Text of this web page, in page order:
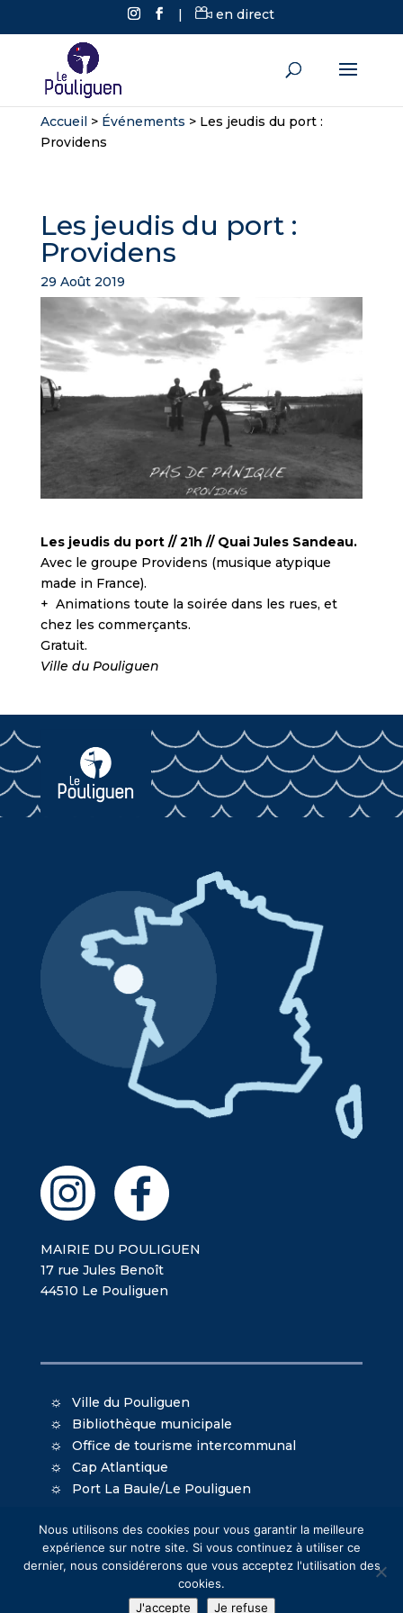
| en direct
Accueil> Événements > Les jeudis du port :
Providens
Les jeudis du port :
Providens
29 Août 2019
Les jeudis du port // 21h // Quai Jules Sandeau.
Avec le groupe Providens (musique atypique
made in France).
+ Animations toute la soirée dans les rues, et
chez les commerçants.
Gratuit.
Ville du Pouliguen
MAIRIE DU POULIGUEN
17 rue Jules Benoît
44510 Le Pouliguen
Ville du Pouliguen
Bibliothèque municipale
Office de tourisme intercommunal
Cap Atlantique
Port La Baule/Le Pouliguen
© Mairie du Pouliguen - Création
Nous utilisons des cookies pour vous garantir la meilleure
expérience sur notre site. Si vous continuez à utiliser ce
dernier, nous considérerons que vous acceptez l'utilisation des
cookies.
J'accepte
Je refuse